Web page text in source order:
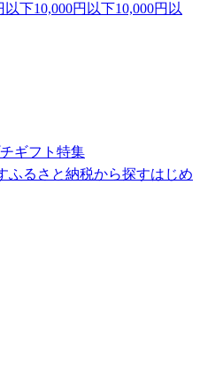
以下10,000円以下10,000円以
ギフト特集
ふるさと納税から探すはじめ